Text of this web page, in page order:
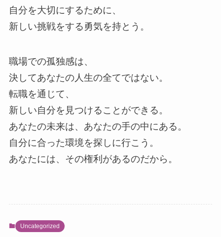
自分を大切にするために、
新しい挑戦をする勇気を持とう。
職場での孤独感は、
決してあなたの人生の全てではない。
転職を通じて、
新しい自分を見つけることができる。
あなたの未来は、あなたの手の中にある。
自分に合った環境を探しに行こう。
あなたには、その権利があるのだから。
Uncategorized